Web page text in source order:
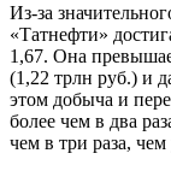
Из-за
«Татнефти»
1,67. Она
(1,22 трлн руб.) и
этом добыча и
более чем в два
чем в три раза,